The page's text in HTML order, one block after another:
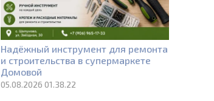
Надёжный инструмент для ремонта
и строительства в супермаркете
Домовой
05.08.2026 01.38.22